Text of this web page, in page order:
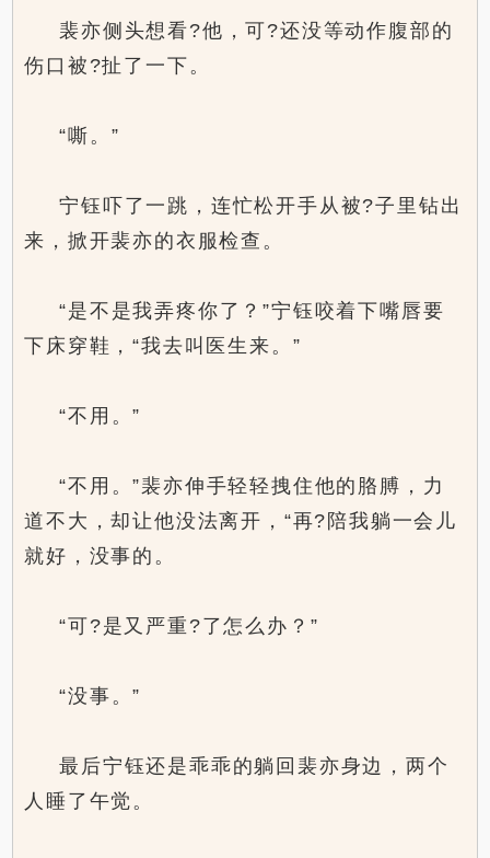
裴亦侧头想看?他，可?还没等动作腹部的
伤口被?扯了一下。
“嘶。”
宁钰吓了一跳，连忙松开手从被?子里钻出
来，掀开裴亦的衣服检查。
“是不是我弄疼你了？”宁钰咬着下嘴唇要
下床穿鞋，“我去叫医生来。”
“不用。”
“不用。”裴亦伸手轻轻拽住他的胳膊，力
道不大，却让他没法离开，“再?陪我躺一会儿
就好，没事的。
“可?是又严重?了怎么办？”
“没事。”
最后宁钰还是乖乖的躺回裴亦身边，两个
人睡了午觉。